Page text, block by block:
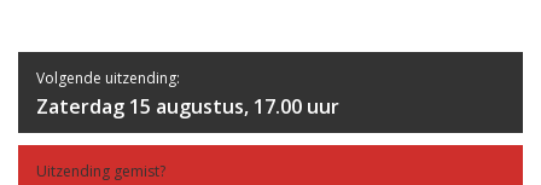
Volgende uitzending:
Zaterdag 15 augustus, 17.00 uur
Uitzending gemist?